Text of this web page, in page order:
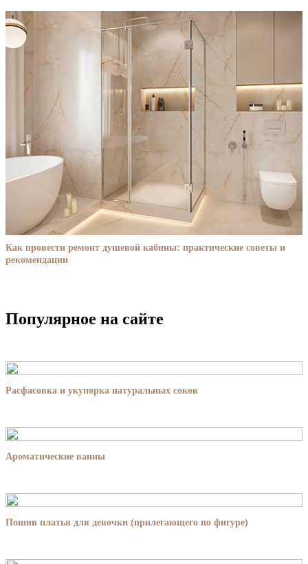
Как провести ремонт душевой кабины: практические советы и
рекомендации
Популярное на сайте
Расфасовка и укупорка натуральных соков
Ароматические ванны
Пошив платья для девочки (прилегающего по фигуре)